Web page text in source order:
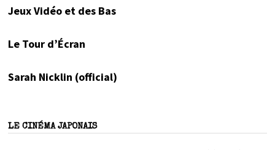
Jeux Vidéo et des Bas
Le Tour d’Écran
Sarah Nicklin (official)
LE CINÉMA JAPONAIS